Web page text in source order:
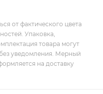
от фактического цвета
Упаковка,
товара могут
уведомления. Мерный
на доставку